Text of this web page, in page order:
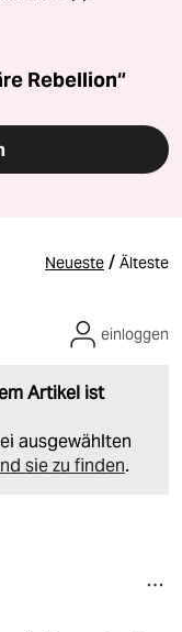
Rebellion“
Neueste / Älteste
Artikel ist
ausgewählten
sie zu finden.
einloggen